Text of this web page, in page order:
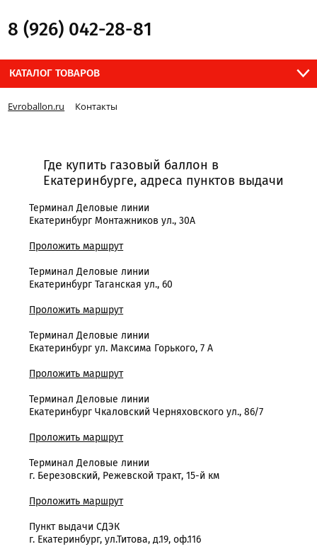
8 (926) 042-28-81
КАТАЛОГ ТОВАРОВ
Evroballon.ru Контакты
Где купить газовый баллон в
Екатеринбурге, адреса пунктов выдачи
Терминал Деловые линии
Екатеринбург Монтажников ул., 30А
Проложить маршрут
Терминал Деловые линии
Екатеринбург Таганская ул., 60
Проложить маршрут
Терминал Деловые линии
Екатеринбург ул. Максима Горького, 7 А
Проложить маршрут
Терминал Деловые линии
Екатеринбург Чкаловский Черняховского ул., 86/7
Проложить маршрут
Терминал Деловые линии
г. Березовский, Режевской тракт, 15-й км
Проложить маршрут
Пункт выдачи СДЭК
г. Екатеринбург, ул.Титова, д.19, оф.116